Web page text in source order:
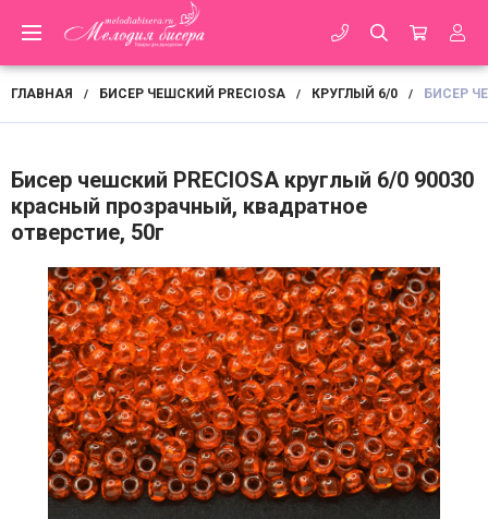
ГЛАВНАЯ / БИСЕР ЧЕШСКИЙ PRECIOSA / КРУГЛЫЙ 6/0 / БИСЕР
Бисер чешский PRECIOSA круглый 6/0 90030
красный прозрачный, квадратное
отверстие, 50г